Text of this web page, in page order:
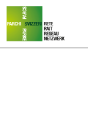
Navigazione
nella
rete
dei
Navigazione
rapida
Al contenuto principale
Alla navigazione mobile
Alla ricerca
Al piè di pagina
Alla mappa del sito